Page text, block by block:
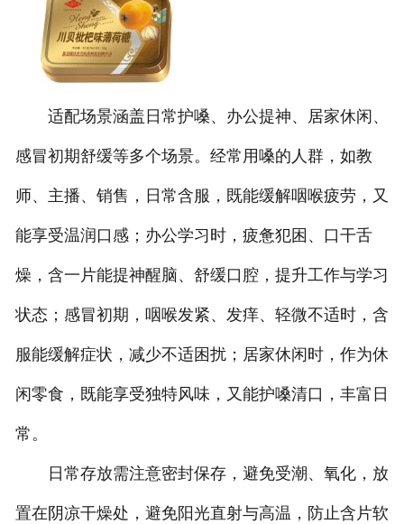
适配场景涵盖日常护嗓、办公提神、居家休闲、
感冒初期舒缓等多个场景。经常用嗓的人群，如教
师、主播、销售，日常含服，既能缓解咽喉疲劳，又
能享受温润口感；办公学习时，疲惫犯困、口干舌
燥，含一片能提神醒脑、舒缓口腔，提升工作与学习
状态；感冒初期，咽喉发紧、发痒、轻微不适时，含
服能缓解症状，减少不适困扰；居家休闲时，作为休
闲零食，既能享受独特风味，又能护嗓清口，丰富日
常。
日常存放需注意密封保存，避免受潮、氧化，放
置在阴凉干燥处，避免阳光直射与高温，防止含片软